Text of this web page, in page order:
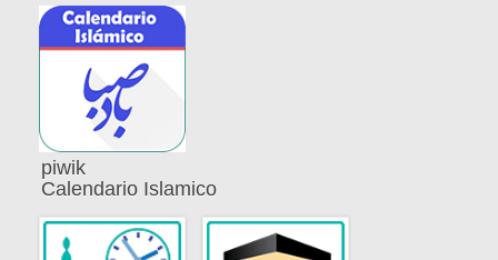
piwik
Calendario Islamico